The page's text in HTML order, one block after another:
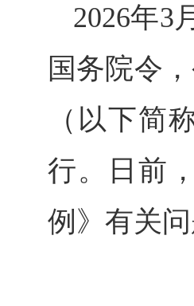
2026年3
国务院令
（以下简
行。日前
例》有关